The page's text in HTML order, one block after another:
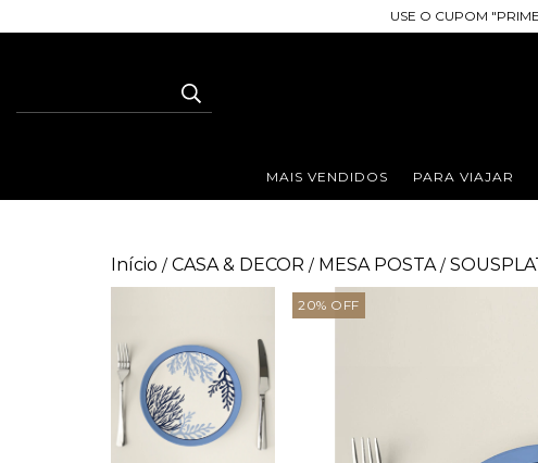
USE O CUPOM
MAIS VENDIDOS PARA VIAJAR
Início / CASA & DECOR / MESA POSTA /
20% OFF